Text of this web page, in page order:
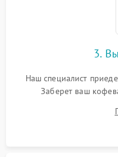
3.
Наш специалист
Заберет ваш